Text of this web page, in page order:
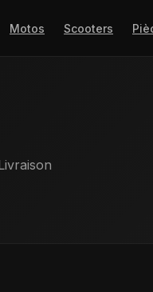
Motos Scooters